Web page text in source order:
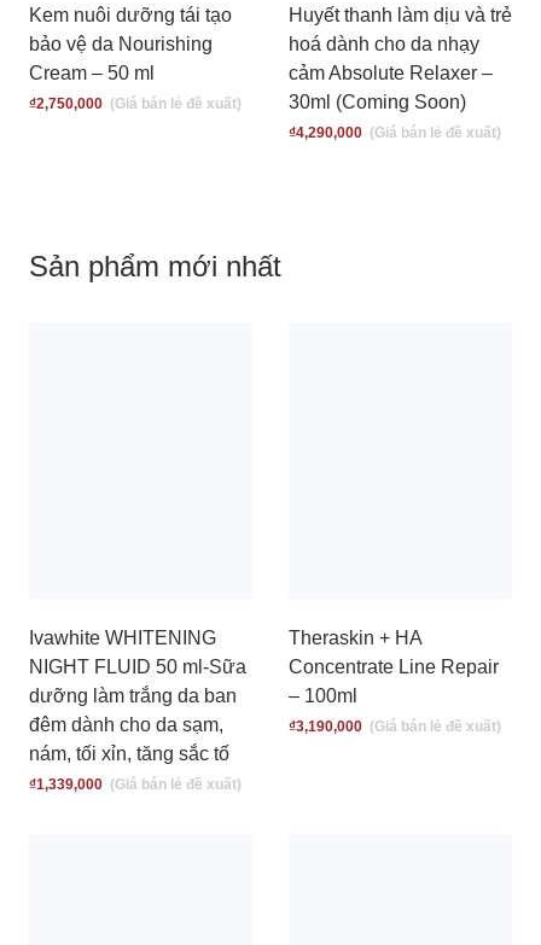
Kem nuôi dưỡng tái tạo
bảo vệ da Nourishing
Cream – 50 ml
₫2,750,000
Huyết thanh làm dịu và trẻ
hoá dành cho da nhạy
cảm Absolute Relaxer –
30ml (Coming Soon)
₫4,290,000
Sản phẩm mới nhất
Ivawhite WHITENING
NIGHT FLUID 50 ml-Sữa
dưỡng làm trắng da ban
đêm dành cho da sạm,
nám, tối xỉn, tăng sắc tố
₫1,339,000
Theraskin + HA
Concentrate Line Repair
– 100ml
₫3,190,000